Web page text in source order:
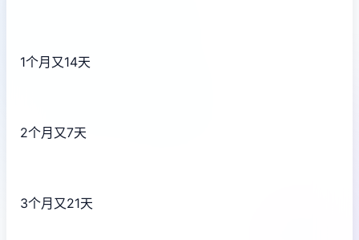
1个月又14天
2个月又7天
3个月又21天